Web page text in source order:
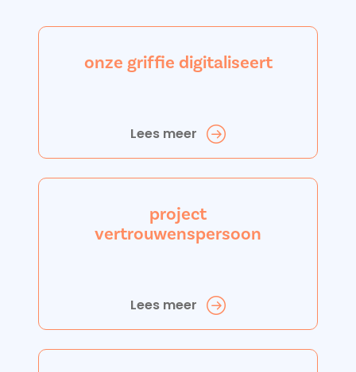
onze griffie digitaliseert
Lees meer
project
vertrouwenspersoon
Lees meer